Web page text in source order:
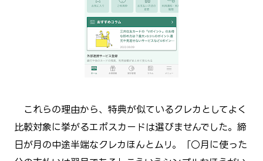
これらの理由から、特典が似ているクレカとしてよく
比較対象に挙がるエポスカードは選びませんでした。締
日が月の中途半端なクレカほんとムリ。「○月に使った